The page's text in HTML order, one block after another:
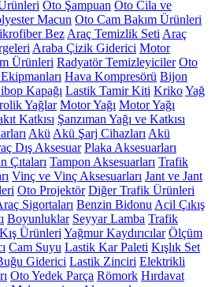
Oto Şampuan Oto Cila ve
Macun Oto Cam Bakım Ürünleri
Bez Araç Temizlik Seti Araç
Araba Çizik Giderici Motor
Ürünleri Radyatör Temizleyiciler Oto
Hava Kompresörü Bijon
Kapağı Lastik Tamir Kiti KrikoYağ
Yağlar Motor Yağı Motor Yağı
Katkısı Şanzıman Yağı ve Katkısı
Akü Akü Şarj Cihazları Akü
Dış Aksesuar Plaka Aksesuarları
Çıtaları Tampon Aksesuarları Trafik
Vinç ve Vinç Aksesuarları Jant ve Jant
Oto Projektör Diğer Trafik Ürünleri
Sigortaları Benzin Bidonu Acil Çıkış
Boyunluklar Seyyar Lamba Trafik
Kış Ürünleri Yağmur Kaydırıcılar Ölçüm
Cam Suyu Lastik Kar Paleti Kışlık Set
Giderici Lastik Zinciri Elektrikli
Oto Yedek Parça Römork Hırdavat